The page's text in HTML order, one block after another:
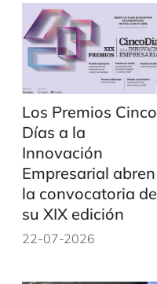
Los Premios Cinco
Días a la
Innovación
Empresarial abren
la convocatoria de
su XIX edición
22-07-2026